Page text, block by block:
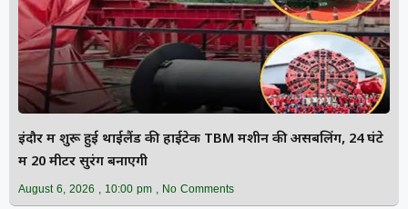
इंदौर में शुरू हुई थाईलैंड की हाईटेक TBM मशीन की असेंबलिंग, 24 घंटे
में 20 मीटर सुरंग बनाएगी
August 6, 2026 10:00 pm No Comments